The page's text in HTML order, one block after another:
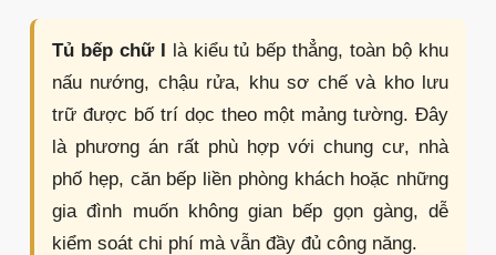
Tủ bếp chữ I là kiểu tủ bếp thẳng, toàn bộ khu
nấu nướng, chậu rửa, khu sơ chế và kho lưu
trữ được bố trí dọc theo một mảng tường. Đây
là phương án rất phù hợp với chung cư, nhà
phố hẹp, căn bếp liền phòng khách hoặc những
gia đình muốn không gian bếp gọn gàng, dễ
kiểm soát chi phí mà vẫn đầy đủ công năng.